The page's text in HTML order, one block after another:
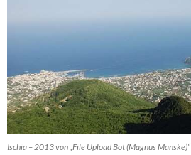
Ischia – 2013 von „File Upload Bot (Magnus Manske)“